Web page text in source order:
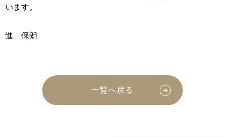
います。
進 保朗
一覧へ戻る